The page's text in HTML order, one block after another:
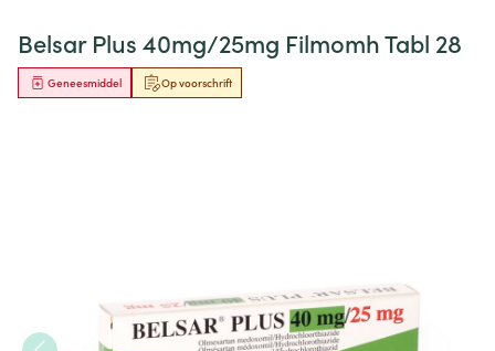
Belsar Plus 40mg/25mg Filmomh Tabl 28
Op voorschrift
Geneesmiddel